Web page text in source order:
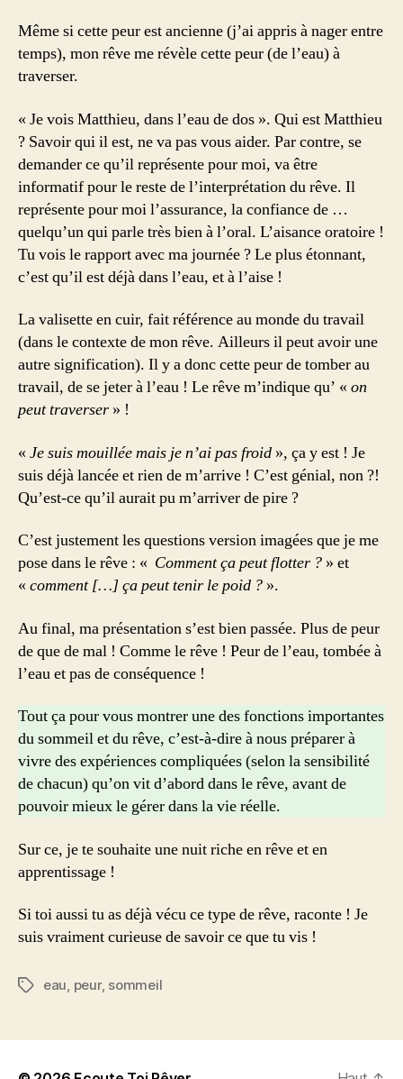
Même si cette peur est ancienne (j’ai appris à nager entre
temps), mon rêve me révèle cette peur (de l’eau) à
traverser.
« Je vois Matthieu, dans l’eau de dos ». Qui est Matthieu
? Savoir qui il est, ne va pas vous aider. Par contre, se
demander ce qu’il représente pour moi, va être
informatif pour le reste de l’interprétation du rêve. Il
représente pour moi l’assurance, la confiance de …
quelqu’un qui parle très bien à l’oral. L’aisance oratoire !
Tu vois le rapport avec ma journée ? Le plus étonnant,
c’est qu’il est déjà dans l’eau, et à l’aise !
La valisette en cuir, fait référence au monde du travail
(dans le contexte de mon rêve. Ailleurs il peut avoir une
autre signification). Il y a donc cette peur de tomber au
travail, de se jeter à l’eau ! Le rêve m’indique qu’ « on
peut traverser » !
« Je suis mouillée mais je n’ai pas froid », ça y est ! Je
suis déjà lancée et rien de m’arrive ! C’est génial, non ?!
Qu’est-ce qu’il aurait pu m’arriver de pire ?
C’est justement les questions version imagées que je me
pose dans le rêve : « Comment ça peut flotter ? » et
« comment […] ça peut tenir le poid ? ».
Au final, ma présentation s’est bien passée. Plus de peur
de que de mal ! Comme le rêve ! Peur de l’eau, tombée à
l’eau et pas de conséquence !
Tout ça pour vous montrer une des fonctions importantes
du sommeil et du rêve, c’est-à-dire à nous préparer à
vivre des expériences compliquées (selon la sensibilité
de chacun) qu’on vit d’abord dans le rêve, avant de
pouvoir mieux le gérer dans la vie réelle.
Sur ce, je te souhaite une nuit riche en rêve et en
apprentissage !
Si toi aussi tu as déjà vécu ce type de rêve, raconte ! Je
suis vraiment curieuse de savoir ce que tu vis !
Étiquettes
eau, peur, sommeil